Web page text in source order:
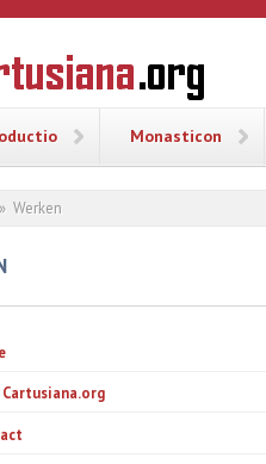
Monasticon
hier
» Werken
Cartusiana.org